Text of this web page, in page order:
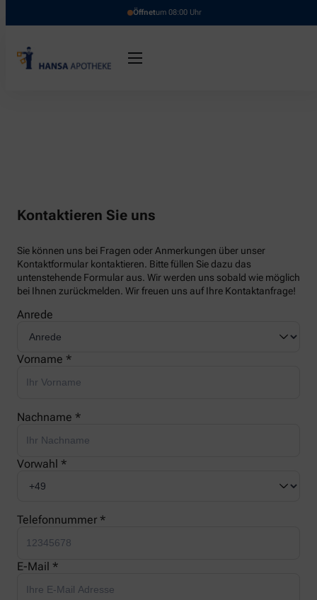
Öffnetum 08:00 Uhr
Kontaktieren Sie uns
Sie können uns bei Fragen oder Anmerkungen über unser
Kontaktformular kontaktieren. Bitte füllen Sie dazu das
untenstehende Formular aus. Wir werden uns sobald wie möglich
bei Ihnen zurückmelden. Wir freuen uns auf Ihre Kontaktanfrage!
Anrede
Vorname *
Nachname *
Vorwahl *
Telefonnummer *
E-Mail *